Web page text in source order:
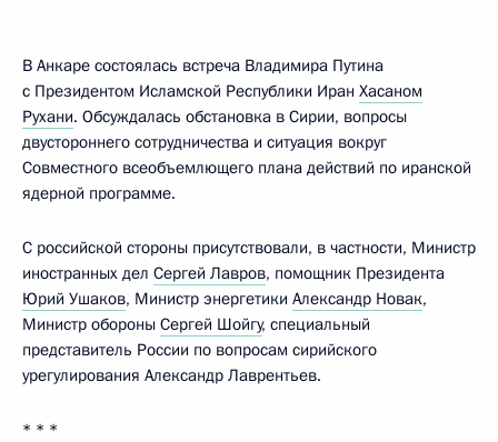
В Анкаре состоялась встреча Владимира Путина
с Президентом Исламской Республики Иран Хасаном
Рухани. Обсуждалась обстановка в Сирии, вопросы
двустороннего сотрудничества и ситуация вокруг
Совместного всеобъемлющего плана действий по иранской
ядерной программе.
С российской стороны присутствовали, в частности, Министр
иностранных дел Сергей Лавров, помощник Президента
Юрий Ушаков, Министр энергетики Александр Новак,
Министр обороны Сергей Шойгу, специальный
представитель России по вопросам сирийского
урегулирования Александр Лаврентьев.
* * *